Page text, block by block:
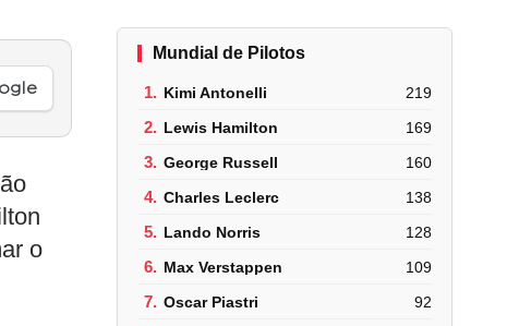
o
Mundial de Pilotos
1. Kimi Antonelli 219
2. Lewis Hamilton 169
3. George Russell 160
4. Charles Leclerc 138
5. Lando Norris 128
6. Max Verstappen 109
7. Oscar Piastri 92